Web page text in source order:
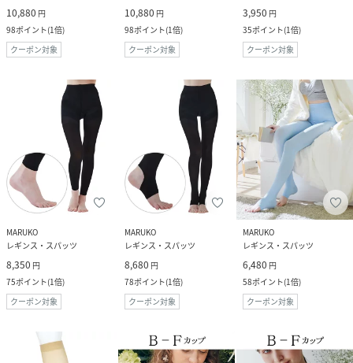
10,880 円
98ポイント(1倍)
クーポン対象
10,880 円
98ポイント(1倍)
クーポン対象
3,950 円
35ポイント(1倍)
クーポン対象
MARUKO
レギンス・スパッツ
8,350 円
75ポイント(1倍)
クーポン対象
MARUKO
レギンス・スパッツ
8,680 円
78ポイント(1倍)
クーポン対象
MARUKO
レギンス・スパッツ
6,480 円
58ポイント(1倍)
クーポン対象